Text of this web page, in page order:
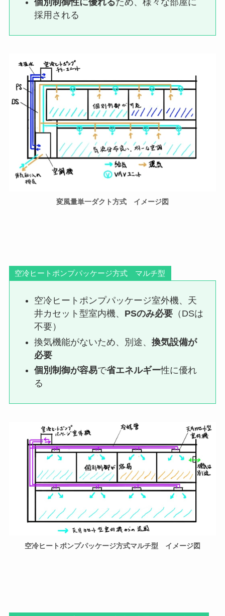
個別制御性に優れるため、様々な部屋に
採用される
変風量単一ダクト方式 イメージ図
空冷ヒートポンプパッケージ方式 マルチ型
空冷ヒートポンプパッケージ室外機、天
井カセット型室内機、 PSのみ必要 （DSは
不要）
換気機能がないため、別途、換気設備が
必要
個別制御が容易で省エネルギー性に優れ
る
空冷ヒートポンプパッケージ方式マルチ型 イメージ図